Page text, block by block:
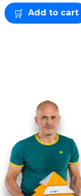
Add to cart